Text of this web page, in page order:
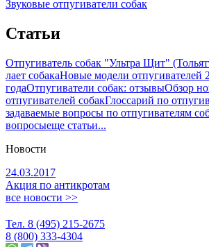
Звуковые отпугиватели собак
Статьи
Отпугиватель собак "Ультра Щит"
лает собакаНовые модели отпугивателей
годаОтпугиватели собак: отзывыОбзор
отпугивателей собакГлоссарий по
задаваемые вопросы по отпугивателям
вопросыеще статьи...
Новости
24.03.2017
Акция по антикротам
все новости >>
Тел. 8 (495) 215-2675
8 (800) 333-4304